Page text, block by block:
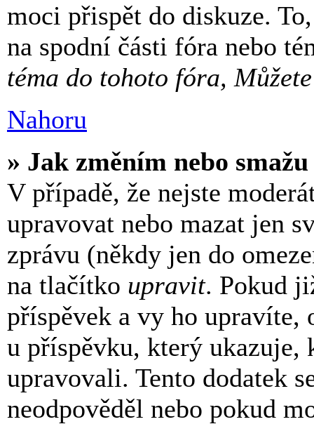
moci přispět do diskuze.
na spodní části fóra nebo
téma do tohoto fóra,
Nahoru
» Jak změním nebo
V případě, že nejste
upravovat nebo mazat jen
zprávu (někdy jen do
na tlačítko upravit. Pokud
příspěvek a vy ho upravíte,
u příspěvku, který
upravovali. Tento dodatek
neodpověděl nebo pokud